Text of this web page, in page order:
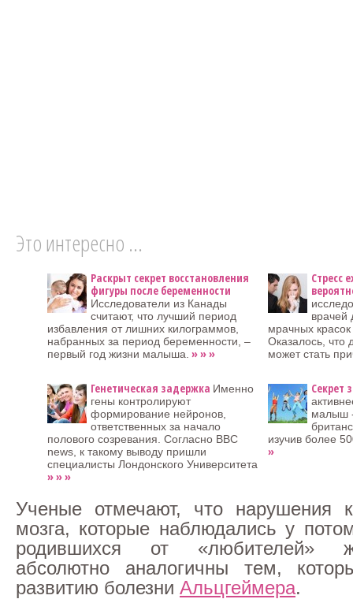
Это интересно ...
Раскрыт секрет восстановления
фигуры после беременности
Исследователи из Канады
считают, что лучший период
избавления от лишних килограммов,
набранных за период беременности, –
первый год жизни малыша. » » »
Стресс
врачей
мрачных
Оказалось, что
может стать
Генетическая задержка Именно
гены контролируют
формирование нейронов,
ответственных за начало
полового созревания. Согласно BBC
news, к такому выводу пришли
специалисты Лондонского Университета
» » »
Секрет
малыш
изучив более
»
Ученые отмечают, что нарушения
мозга, которые наблюдались у
родившихся от «любителей»
абсолютно аналогичны тем,
развитию болезни Альцгеймера.